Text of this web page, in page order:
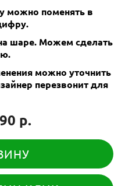
можно поменять в
шаре. Можем сделать
можно уточнить
перезвонит для
р.